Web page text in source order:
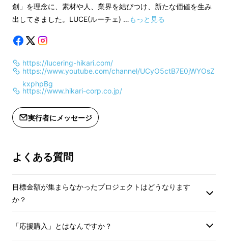
創」を理念に、素材や人、業界を結びつけ、新たな価値を生み
出してきました。LUCE(ルーチェ) …もっと見る
https://lucering-hikari.com/
https://www.youtube.com/channel/UCyO5ctB7E0jWYOsZ
kxphpBg
https://www.hikari-corp.co.jp/
実行者にメッセージ
よくある質問
目標金額が集まらなかったプロジェクトはどうなります
か？
「応援購入」とはなんですか？